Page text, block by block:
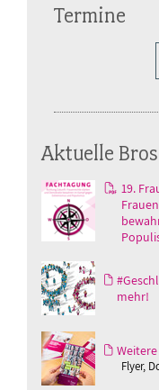
Termine
Aktuelle
19.
mehr!
Flyer,